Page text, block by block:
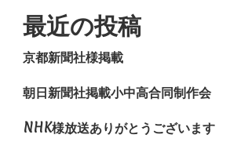
最近の投稿
京都新聞社様掲載
朝日新聞社掲載小中高合同制作会
NHK様放送ありがとうございます